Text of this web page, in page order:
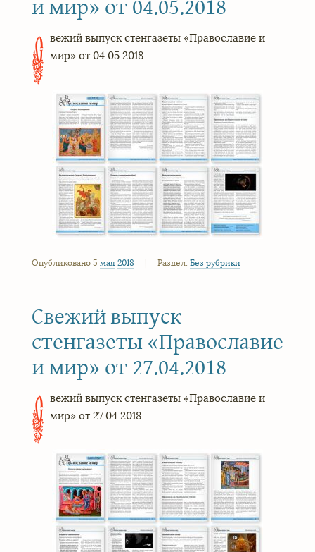
С вежий выпуск стенгазеты «Православие и
мир» от 04.05.2018.
Опубликовано 5 мая 2018 | Раздел: Без рубрики
Свежий выпуск
стенгазеты «Православие
и мир» от 27.04.2018
С вежий выпуск стенгазеты «Православие и
мир» от 27.04.2018.